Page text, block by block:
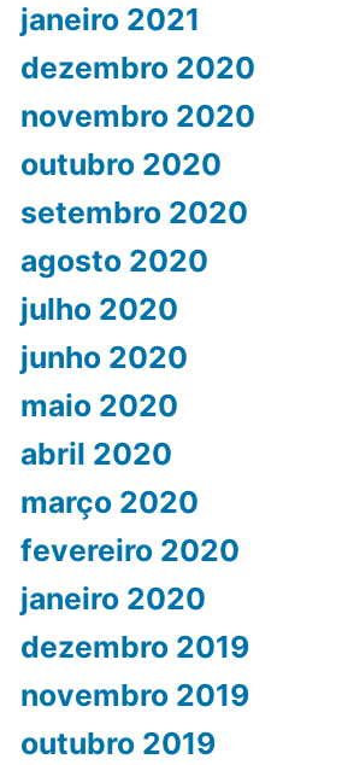
janeiro 2021
dezembro 2020
novembro 2020
outubro 2020
setembro 2020
agosto 2020
julho 2020
junho 2020
maio 2020
abril 2020
março 2020
fevereiro 2020
janeiro 2020
dezembro 2019
novembro 2019
outubro 2019